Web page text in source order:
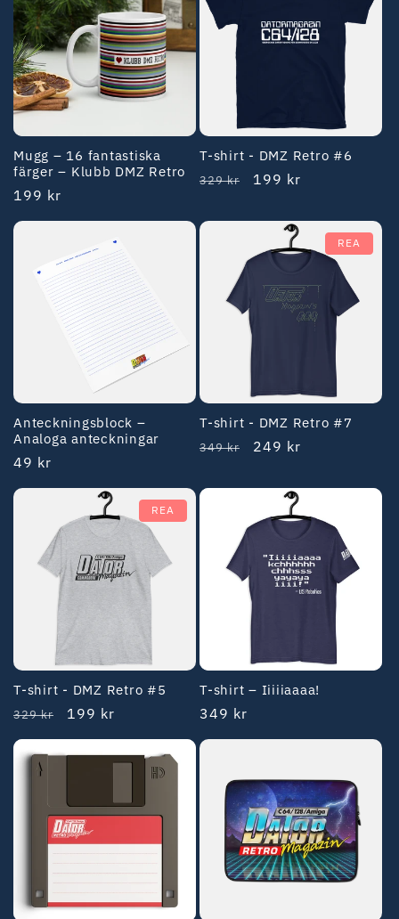
Mugg – 16 fantastiska
färger – Klubb DMZ Retro
Ordinarie
199 kr
T-shirt - DMZ Retro #6
Ordinarie
329 kr
REA-
199 kr
Anteckningsblock –
Analoga anteckningar
Ordinarie
49 kr
REA
T-shirt - DMZ Retro #7
Ordinarie
349 kr
REA-
249 kr
REA
T-shirt - DMZ Retro #5
Ordinarie
329 kr
REA-
199 kr
T-shirt – Iiiiiaaaa!
Ordinarie
349 kr